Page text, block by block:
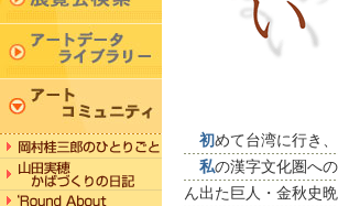
初めて台湾に行き
私の漢字文化圏へ
ん出た巨人・金秋史